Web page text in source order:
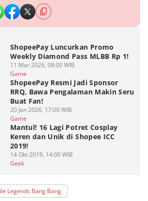
ShopeePay Luncurkan Promo
Weekly Diamond Pass MLBB Rp 1!
11 Mar 2026, 08:00 WIB
Game
ShopeePay Resmi Jadi Sponsor
RRQ, Bawa Pengalaman Makin Seru
Buat Fan!
20 Jan 2026, 17:00 WIB
Game
Mantul! 16 Lagi Potret Cosplay
Keren dan Unik di Shopee ICC
2019!
14 Okt 2019, 14:00 WIB
Geek
Legends Bang Bang